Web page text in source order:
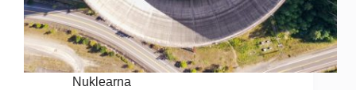
Nuklearna